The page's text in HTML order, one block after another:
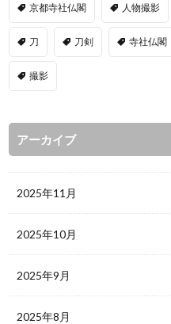
京都寺社仏閣 人物撮影
刀 刀剣 寺社仏閣
撮影
アーカイブ
2025年11月
2025年10月
2025年9月
2025年8月